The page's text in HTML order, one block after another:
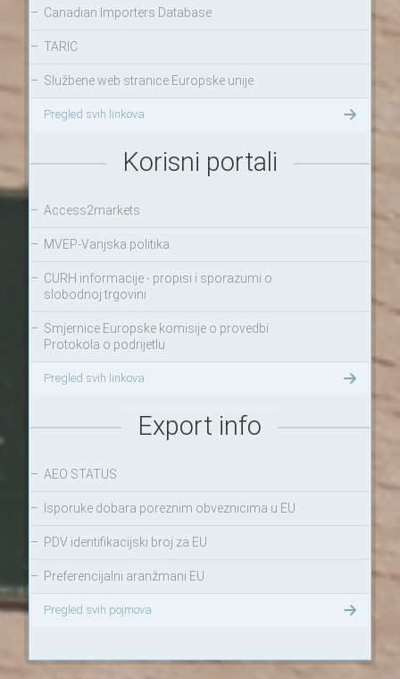
– Canadian Importers Database
– TARIC
– Službene web stranice Europske unije
Pregled svih linkova
Korisni portali
– Access2markets
– MVEP-Vanjska politika
– CURH informacije - propisi i sporazumi o
slobodnoj trgovini
– Smjernice Europske komisije o provedbi
Protokola o podrijetlu
Pregled svih linkova
Export info
– AEO STATUS
– Isporuke dobara poreznim obveznicima u EU
– PDV identifikacijski broj za EU
– Preferencijalni aranžmani EU
Pregled svih pojmova